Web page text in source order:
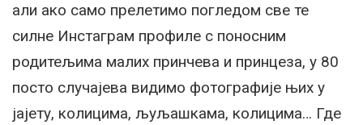
али ако само прелетимо погледом све те
силне Инстаграм профиле с поносним
родитељима малих принчева и принцеза, у 80
посто случајева видимо фотографије њих у
јајету, колицима, љуљашкама, колицима… Где